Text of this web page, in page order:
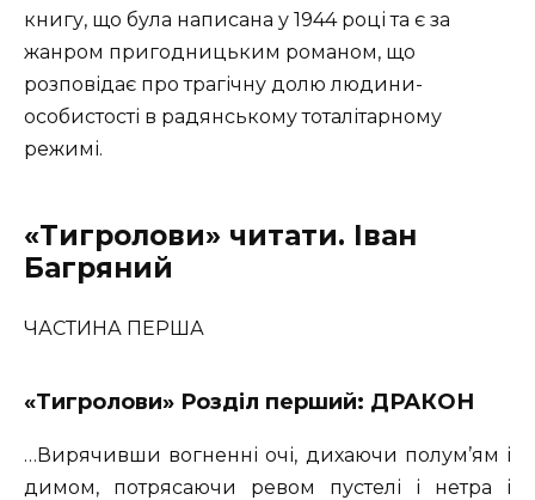
книгу, що була написана у 1944 році та є за
жанром пригодницьким романом, що
розповідає про трагічну долю людини-
особистості в радянському тоталітарному
режимі.
«Тигролови» читати. Іван
Багряний
ЧАСТИНА ПЕРША
«Тигролови» Розділ перший: ДРАКОН
…Вирячивши вогненні очі, дихаючи полум’ям і
димом, потрясаючи ревом пустелі і нетра і